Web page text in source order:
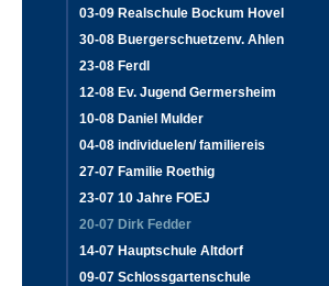
03-09 Realschule Bockum Hovel
30-08 Buergerschuetzenv. Ahlen
23-08 Ferdl
12-08 Ev. Jugend Germersheim
10-08 Daniel Mulder
04-08 individuelen/ familiereis
27-07 Familie Roethig
23-07 10 Jahre FOEJ
20-07 Dirk Fedder
14-07 Hauptschule Altdorf
09-07 Schlossgartenschule